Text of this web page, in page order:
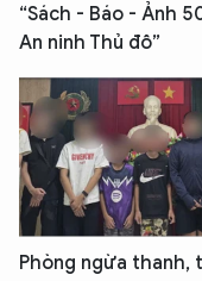
“Sách - Báo - Ảnh
An ninh Thủ đô”
Phòng ngừa thanh,